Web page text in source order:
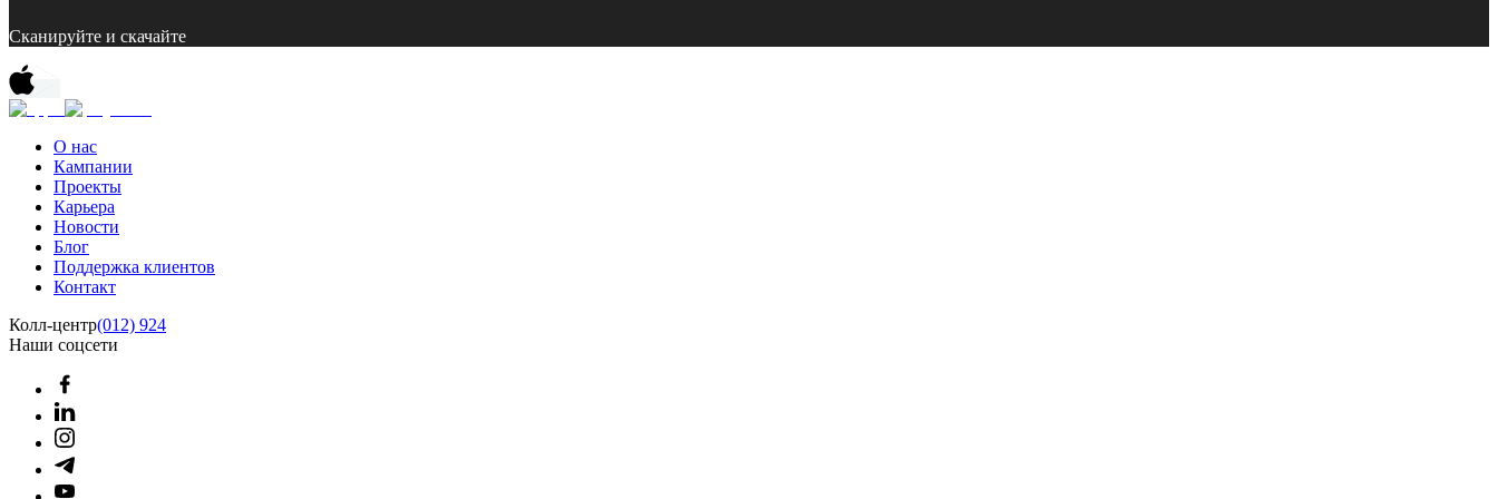
Сканируйте и скачайте
О нас
Кампании
Проекты
Карьера
Новости
Блог
Поддержка клиентов
Контакт
Колл-центр(012) 924
Наши соцсети